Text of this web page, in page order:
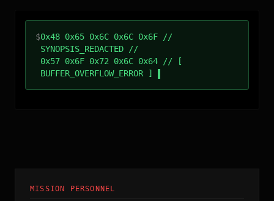
$0x48 0x65 0x6C 0x6C 0x6F //
SYNOPSIS_REDACTED //
0x57 0x6F 0x72 0x6C 0x64 // [
BUFFER_OVERFLOW_ERROR ]
MISSION PERSONNEL